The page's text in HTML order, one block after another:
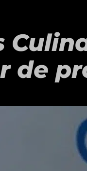
de
met
en